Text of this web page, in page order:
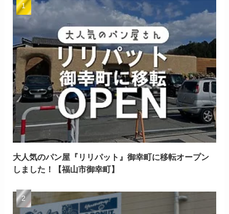
大人気のパン屋『リリパット』御幸町に移転オープン
しました！【福山市御幸町】